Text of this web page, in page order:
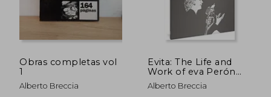
Obras completas vol
1
Alberto Breccia
Evita: The Life and
Work of eva Perón
(The Alberto Breccia
Library) (en Inglés)
Alberto Breccia